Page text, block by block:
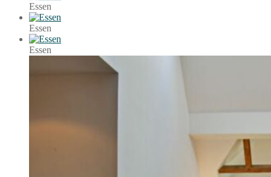
Essen
Essen
Essen